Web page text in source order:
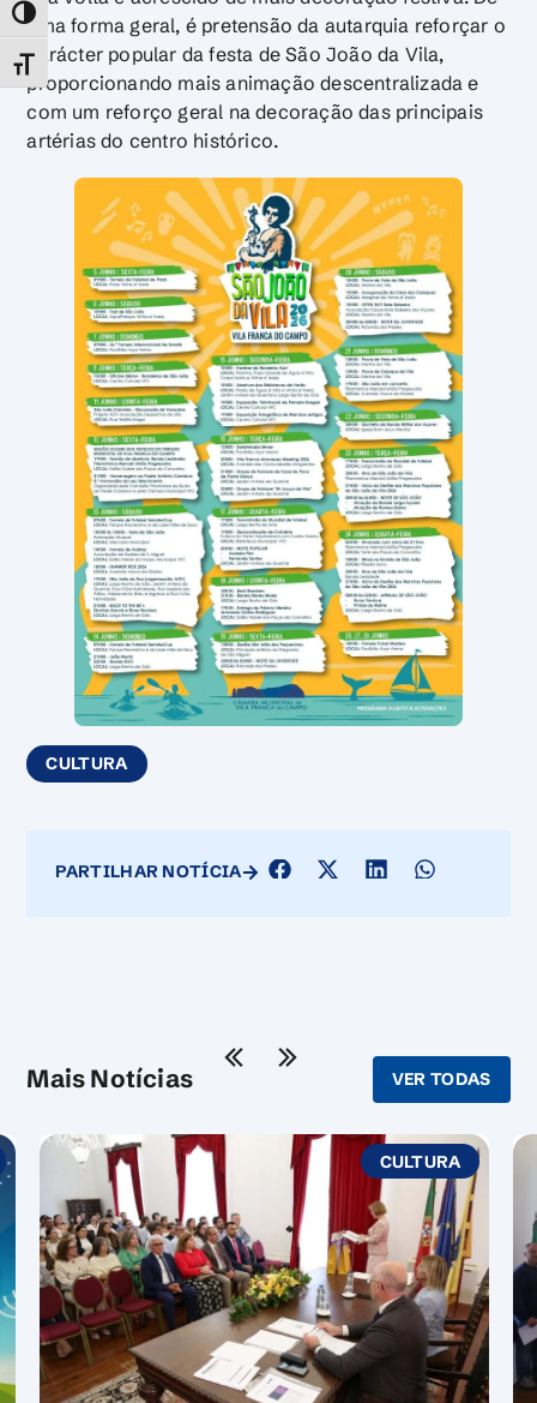
TOGGLE HIGH CONTRAST
TOGGLE FONT SIZE
uma forma geral, é pretensão da autarquia reforçar o
carácter popular da festa de São João da Vila,
proporcionando mais animação descentralizada e
com um reforço geral na decoração das principais
artérias do centro histórico.
CULTURA
PARTILHAR NOTÍCIA
Mais Notícias VER TODAS
CULTURA